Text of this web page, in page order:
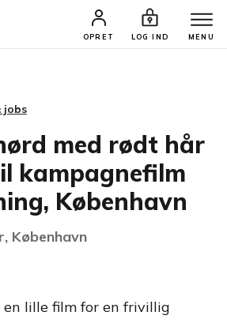
OPRET LOG IND MENU
& JOBS SØG PROFIL
jobs
med rødt hår
kampagnefilm
København
København
en lille film for en frivillig